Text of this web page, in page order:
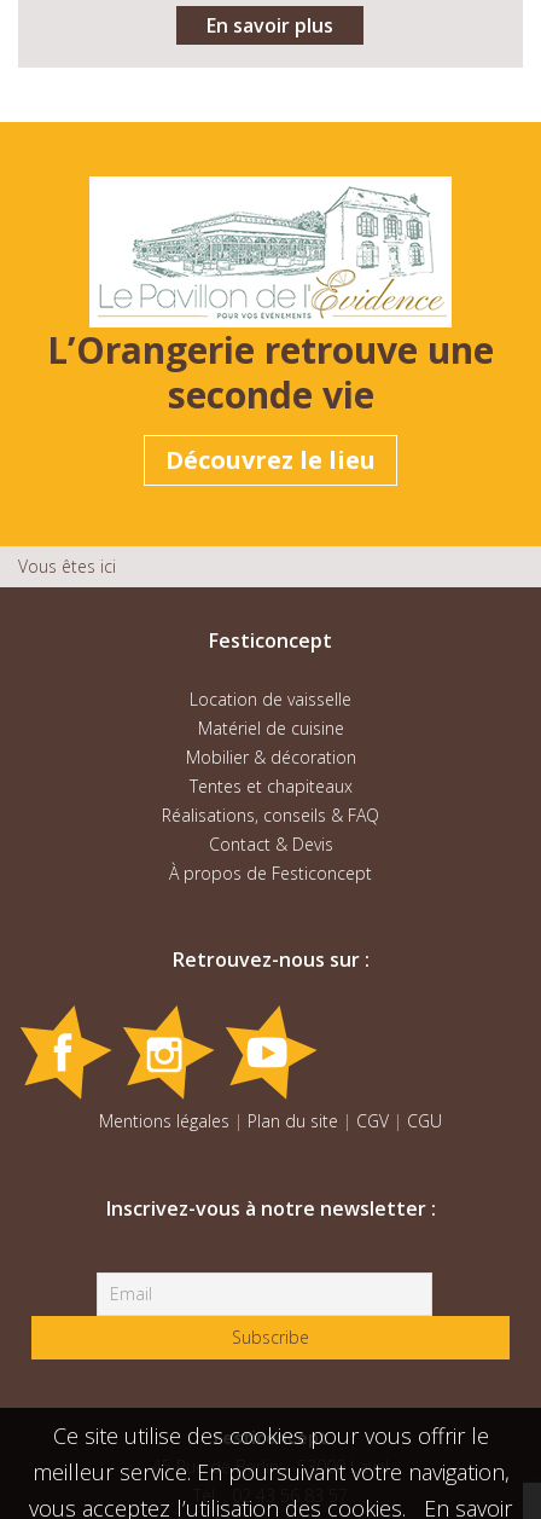
En savoir plus
L’Orangerie retrouve une
seconde vie
Découvrez le lieu
Vous êtes ici
Festiconcept
Location de vaisselle
Matériel de cuisine
Mobilier & décoration
Tentes et chapiteaux
Réalisations, conseils & FAQ
Contact & Devis
À propos de Festiconcept
Retrouvez-nous sur :
Mentions légales | Plan du site | CGV | CGU
Inscrivez-vous à notre newsletter :
Festiconcept
45 Rue de Berlin – 53000 Laval
Tél. : 02 43 56 83 57
Ce site utilise des cookies pour vous offrir le
meilleur service. En poursuivant votre navigation,
vous acceptez l’utilisation des cookies.
En savoir